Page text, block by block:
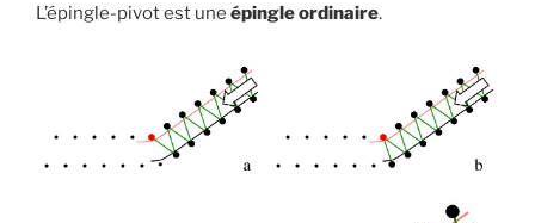
L’épingle-pivot est une épingle ordinaire.